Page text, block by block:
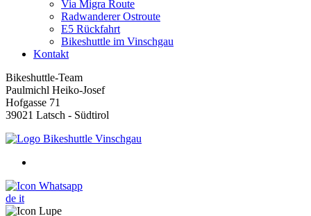
Via Migra Route
Radwanderer Ostroute
E5 Rückfahrt
Bikeshuttle im Vinschgau
Kontakt
Bikeshuttle-Team
Paulmichl Heiko-Josef
Hofgasse 71
39021 Latsch - Südtirol
de it